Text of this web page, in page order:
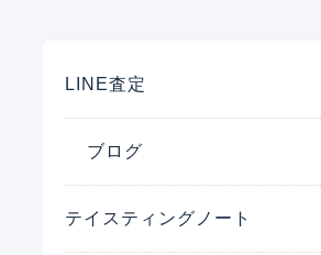
LINE査定
ブログ
テイスティングノート